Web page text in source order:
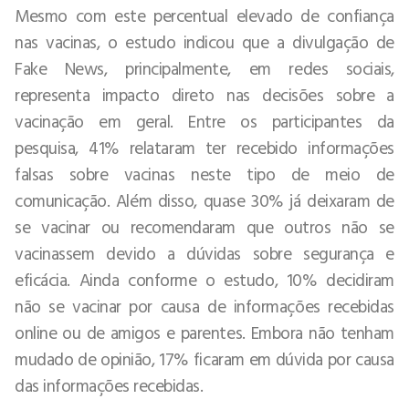
Mesmo com este percentual elevado de confiança
nas vacinas, o estudo indicou que a divulgação de
Fake News, principalmente, em redes sociais,
representa impacto direto nas decisões sobre a
vacinação em geral. Entre os participantes da
pesquisa, 41% relataram ter recebido informações
falsas sobre vacinas neste tipo de meio de
comunicação. Além disso, quase 30% já deixaram de
se vacinar ou recomendaram que outros não se
vacinassem devido a dúvidas sobre segurança e
eficácia. Ainda conforme o estudo, 10% decidiram
não se vacinar por causa de informações recebidas
online ou de amigos e parentes. Embora não tenham
mudado de opinião, 17% ficaram em dúvida por causa
das informações recebidas.